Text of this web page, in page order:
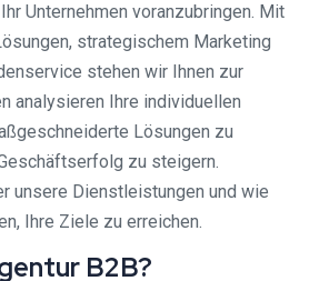
Unternehmen voranzubringen. Mit
strategischem Marketing
stehen wir Ihnen zur
analysieren Ihre individuellen
Lösungen zu
zu steigern.
unsere Dienstleistungen und wie
Ihre Ziele zu erreichen.
B2B?